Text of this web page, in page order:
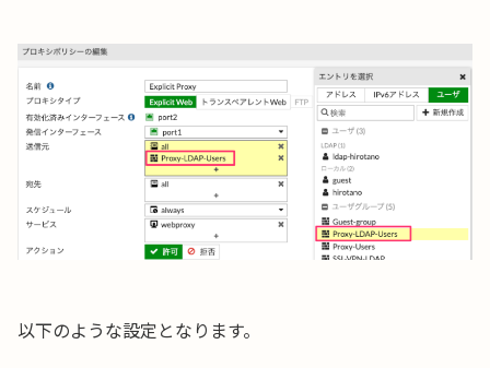
以下のような設定となります。